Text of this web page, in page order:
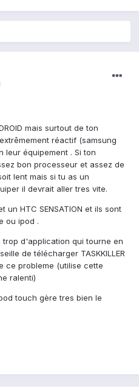
mais surtout de ton
réactif (samsung
leur équipement . Si ton
bon processeur et assez de
lent mais si tu as un
il devrait aller tres vite.
un HTC SENSATION et ils sont
ou ipod .
trop d'application qui tourne en
de télécharger TASKKILLER
ce probleme (utilise cette
ralenti)
touch gère tres bien le